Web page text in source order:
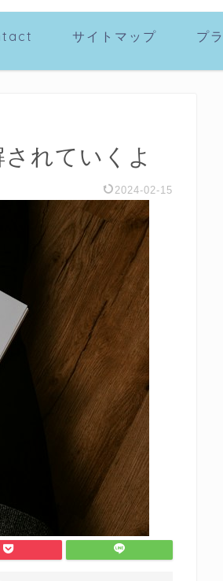
サイトマップ プ
れていくよ
2024-02-15